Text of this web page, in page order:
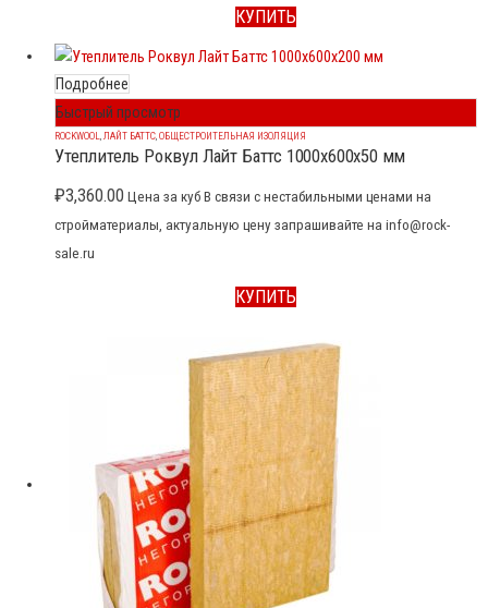
КУПИТЬ
Подробнее
Быстрый просмотр
ROCKWOOL ЛАЙТ БАТТС ОБЩЕСТРОИТЕЛЬНАЯ ИЗОЛЯЦИЯ
Утеплитель Роквул Лайт Баттс 1000x600x50 мм
₽3,360.00 Цена за куб В связи с нестабильными ценами на
стройматериалы, актуальную цену запрашивайте на info@rock-
sale.ru
КУПИТЬ